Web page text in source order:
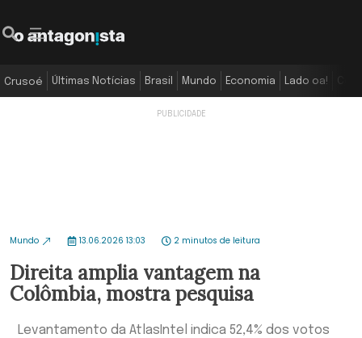
Crusoé Últimas Notícias Brasil Mundo Economia Lado oa!
Mundo 13.06.2026 13:03 2 minutos de leitura
Direita amplia vantagem na
Colômbia, mostra pesquisa
Levantamento da AtlasIntel indica 52,4% dos votos